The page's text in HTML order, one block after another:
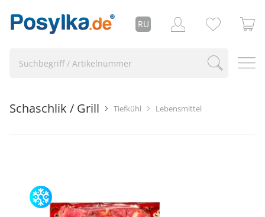
RU
Lebensmittel
Tiefkühl
Schaschlik / Grill